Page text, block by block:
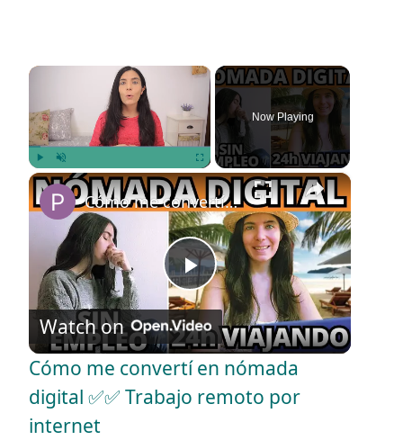
×
Play Unmute Fullscreen
Now Playing
×
P
l
a
Cómo me convertí en nómada digital ✅✅ Trabajo remoto por internet
Watch on
Cómo me convertí en nómada
digital ✅✅ Trabajo remoto por
internet